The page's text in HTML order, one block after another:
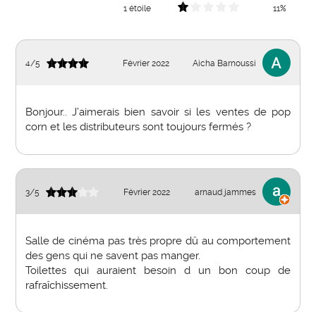
1 étoile
11%
4/5 Février 2022 Aicha Barnoussi
Bonjour.. J’aimerais bien savoir si les ventes de pop
corn et les distributeurs sont toujours fermés ?
3/5 Février 2022 arnaud jammes
Salle de cinéma pas très propre dû au comportement
des gens qui ne savent pas manger.
Toilettes qui auraient besoin d un bon coup de
rafraîchissement.